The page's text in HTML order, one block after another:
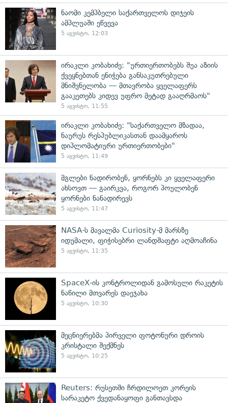
ნაომი კემპბელი საქართველოს დიჯეის
ამპლუაში ეწვევა
5 აგვისტო, 12:03
ირაკლი კობახიძე: "ურთიერთობებს შუა აზიის
ქვეყნებთან ენიჭება განსაკუთრებული
მნიშვნელობა — მთავრობა ყველაფერს
გააკეთებს კიდევ უფრო მეტად გააღრმაოს"
5 აგვისტო, 11:55
ირაკლი კობახიძე: "საქართველო მზადაა,
ნაურუს რესპუბლიკასთან დაამყაროს
დიპლომატიური ურთიერთობები"
5 აგვისტო, 11:49
მგლები ნადირობენ, ყორნებს კი ყველაფერი
ახსოვთ — გაირკვა, როგორ პოულობენ
ყორნები ნანადირევს
5 აგვისტო, 11:47
NASA-ს მავალმა Curiosity-მ მარსზე
იდუმალი, ფიჭისებრი ლანდშაფტი აღმოაჩინა
5 აგვისტო, 11:35
SpaceX-ის კონტროლიდან გამოსული რაკეტის
ნაწილი მთვარეს დაეჯახა
5 აგვისტო, 10:30
მეცნიერებმა პირველი ფოტონური დროის
კრისტალი შექმნეს
5 აგვისტო, 10:25
Reuters: რუსეთში ჩრდილოეთ კორეის
სარაკეტო ქვედანაყოფი განთავსდა